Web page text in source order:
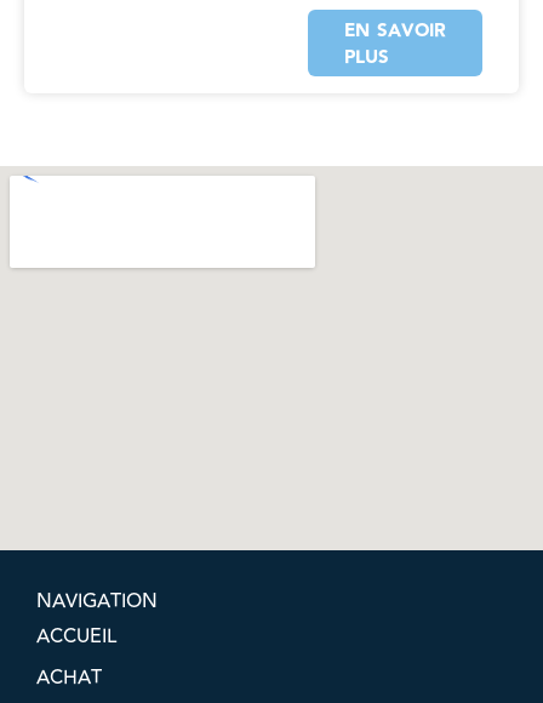
EN SAVOIR
PLUS
NAVIGATION
ACCUEIL
ACHAT